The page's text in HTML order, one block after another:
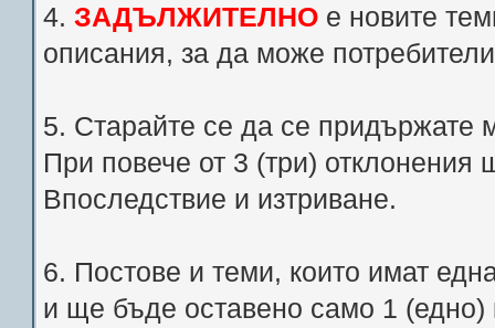
4.ЗАДЪЛЖИТЕЛНО е новите
описания, за да може
5. Старайте се да се придържате
При повече от 3 (три)
Впоследствие и изтриване.
6. Постове и теми, които имат
и ще бъде оставено само 1